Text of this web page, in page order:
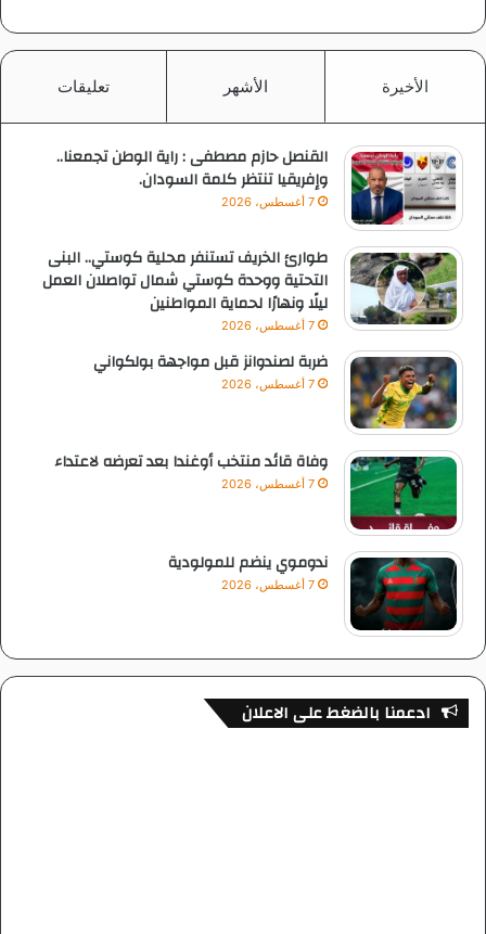
الأخيرة الأشهر تعليقات
القنصل حازم مصطفى : راية الوطن تجمعنا..
وإفريقيا تنتظر كلمة السودان.
7 أغسطس، 2026
طوارئ الخريف تستنفر محلية كوستي.. البنى
التحتية ووحدة كوستي شمال تواصلان العمل
ليلًا ونهارًا لحماية المواطنين
7 أغسطس، 2026
ضربة لصندوانز قبل مواجهة بولكواني
7 أغسطس، 2026
وفاة قائد منتخب أوغندا بعد تعرضه لاعتداء
7 أغسطس، 2026
ندوموي ينضم للمولودية
7 أغسطس، 2026
ادعمنا بالضغط على الاعلان